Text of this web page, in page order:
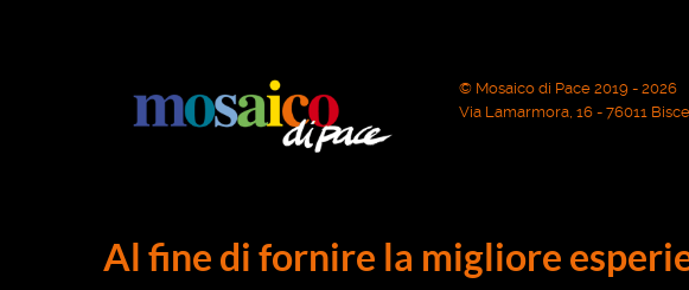
© Mosaico di Pace 2019 - 2026
Via Lamarmora, 16 - 76011
Al fine di fornire la migliore